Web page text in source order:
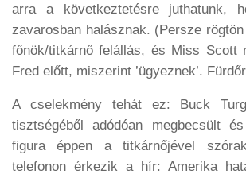
arra a következtetésre juthatunk,
zavarosban halásznak. (Persze
főnök/titkárnő felállás, és Miss Scott
Fred előtt, miszerint ’ügyeznek’.
A cselekmény tehát ez: Buck
tisztségéből adódóan megbecsült
figura éppen a titkárnőjével
telefonon érkezik a hír: Amerika